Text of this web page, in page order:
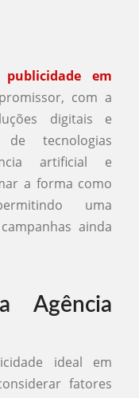
em
com a
digitais e
tecnologias
artificial e
a forma como
uma
ainda
Agência
ideal em
fatores